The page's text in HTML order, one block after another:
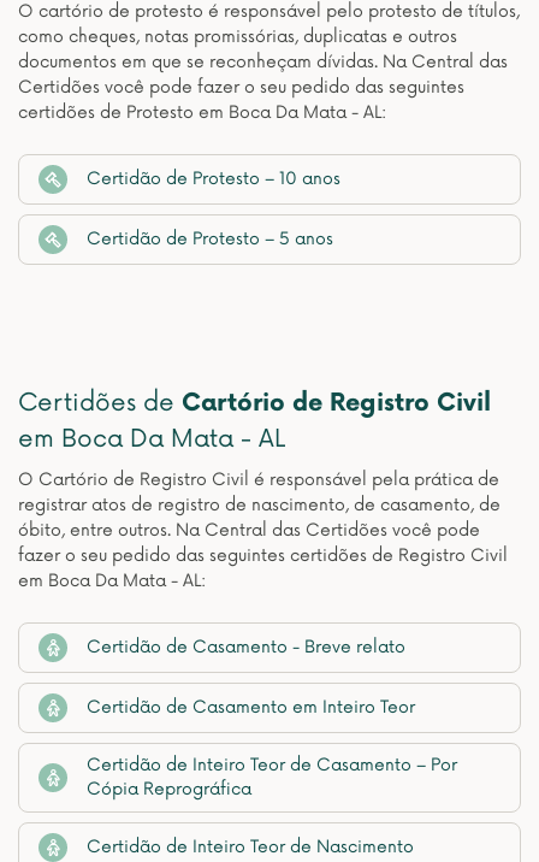
O cartório de protesto é responsável pelo protesto de títulos,
como cheques, notas promissórias, duplicatas e outros
documentos em que se reconheçam dívidas. Na Central das
Certidões você pode fazer o seu pedido das seguintes
certidões de Protesto em Boca Da Mata - AL:
Certidão de Protesto – 10 anos
Certidão de Protesto – 5 anos
Certidões de Cartório de Registro Civil
em Boca Da Mata - AL
O Cartório de Registro Civil é responsável pela prática de
registrar atos de registro de nascimento, de casamento, de
óbito, entre outros. Na Central das Certidões você pode
fazer o seu pedido das seguintes certidões de Registro Civil
em Boca Da Mata - AL:
Certidão de Casamento - Breve relato
Certidão de Casamento em Inteiro Teor
Certidão de Inteiro Teor de Casamento – Por
Cópia Reprográfica
Certidão de Inteiro Teor de Nascimento